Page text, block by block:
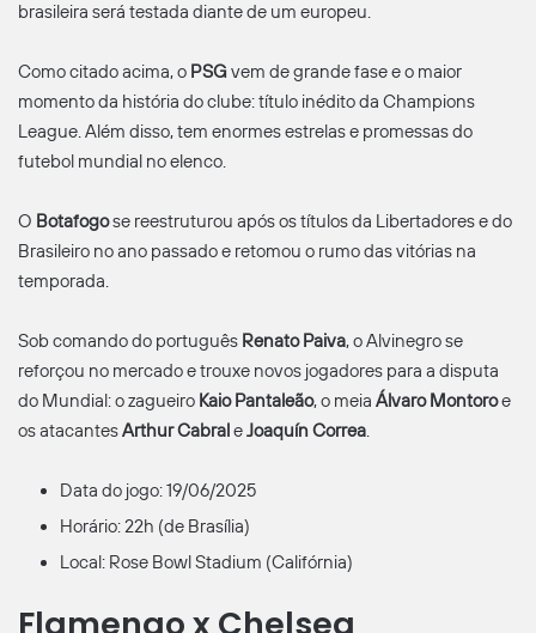
brasileira será testada diante de um europeu.
Como citado acima, o PSGvem de grande fase e o maior
momento da história do clube: título inédito da Champions
League. Além disso, tem enormes estrelas e promessas do
futebol mundial no elenco.
O Botafogose reestruturou após os títulos da Libertadores e do
Brasileiro no ano passado e retomou o rumo das vitórias na
temporada.
Sob comando do português Renato Paiva, o Alvinegro se
reforçou no mercado e trouxe novos jogadores para a disputa
do Mundial: o zagueiro Kaio Pantaleão, o meia Álvaro Montoroe
os atacantesArthur CabraleJoaquín Correa.
Data do jogo: 19/06/2025
Horário: 22h (de Brasília)
Local: Rose Bowl Stadium (Califórnia)